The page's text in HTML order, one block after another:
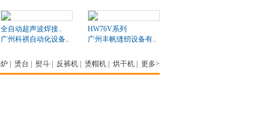
全自动超声波焊接..
广州科祺自动化设备..
HW76V系列
广州丰帆缝纫设备有..
烫台 熨斗 反裤机 烫帽机 烘干机 更多>